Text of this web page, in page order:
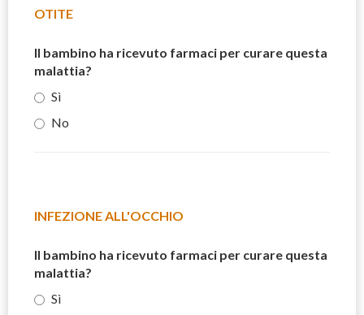
OTITE
Il bambino ha ricevuto farmaci per curare questa
malattia?
Sì
No
INFEZIONE ALL'OCCHIO
Il bambino ha ricevuto farmaci per curare questa
malattia?
Sì